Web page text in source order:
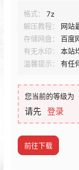
格式：
7z
解压教程：
网站
存储网盘：
百度
有无水印：
本站
温馨提示：
有任
您当前的等级为
请先 登录
前往下载